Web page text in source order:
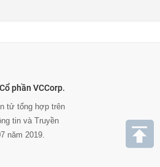
phần VCCorp.
tử tổng hợp trên
tin và Truyền
năm 2019.